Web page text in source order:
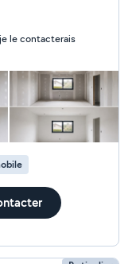
piscine ou
nouveau sur